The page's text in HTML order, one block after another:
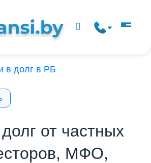
в долг в РБ
от частных
МФО,